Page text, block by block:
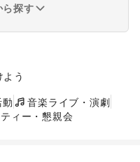
探す
う
促イベント
ッチンカー・移動販売
音楽ライブ・演劇
ィー・懇親会